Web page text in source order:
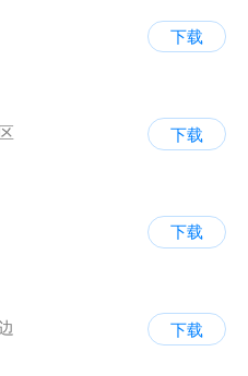
下载
下载
下载
下载